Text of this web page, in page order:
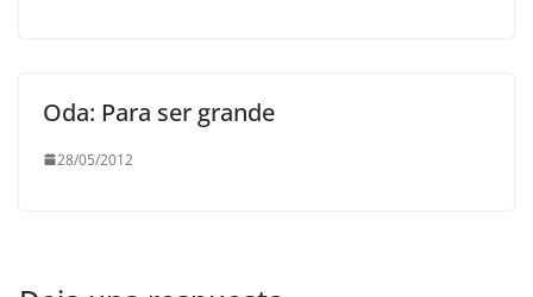
Oda: Para ser grande
28/05/2012